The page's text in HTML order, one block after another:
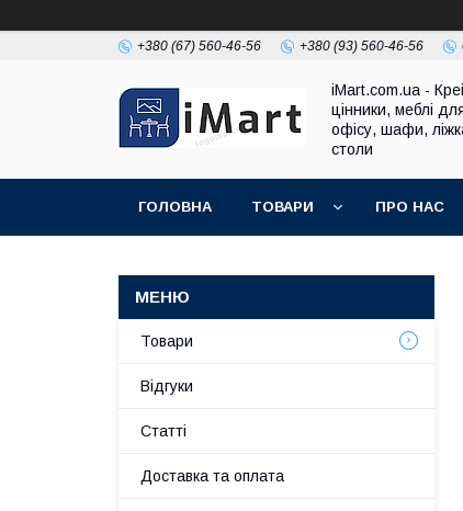
+380 (67) 560-46-56 +380 (93) 560-46-56
iMart.com.ua -
цінники, меблі
офісу, шафи,
столи
ГОЛОВНА ТОВАРИ ПРО НАС
Товари
Відгуки
Cтатті
Доставка та оплата